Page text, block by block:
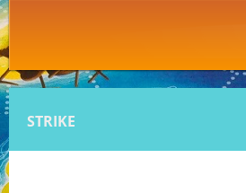
LES SÉANCES DE JEU
STRIKE